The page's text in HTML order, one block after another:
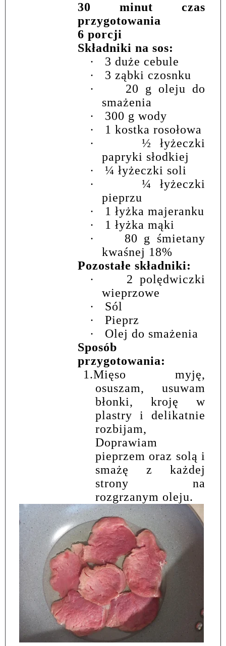
30 minut czas
przygotowania
6 porcji
Składniki na sos:
·
3 duże cebule
·
3 ząbki czosnku
·
20 g oleju do
smażenia
·
300 g wody
·
1 kostka rosołowa
·
½ łyżeczki
papryki słodkiej
·
¼ łyżeczki soli
·
¼ łyżeczki
pieprzu
·
1 łyżka majeranku
·
1 łyżka mąki
·
80 g śmietany
kwaśnej 18%
Pozostałe składniki:
·
2 polędwiczki
wieprzowe
·
Sól
·
Pieprz
·
Olej do smażenia
Sposób
przygotowania:
1.Mięso myję,
osuszam, usuwam
błonki, kroję w
plastry i delikatnie
rozbijam,
Doprawiam
pieprzem oraz solą i
smażę z każdej
strony na
rozgrzanym oleju.